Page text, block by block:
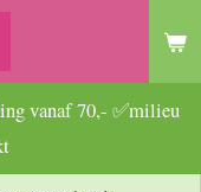
vanaf 70,- ✅milieu